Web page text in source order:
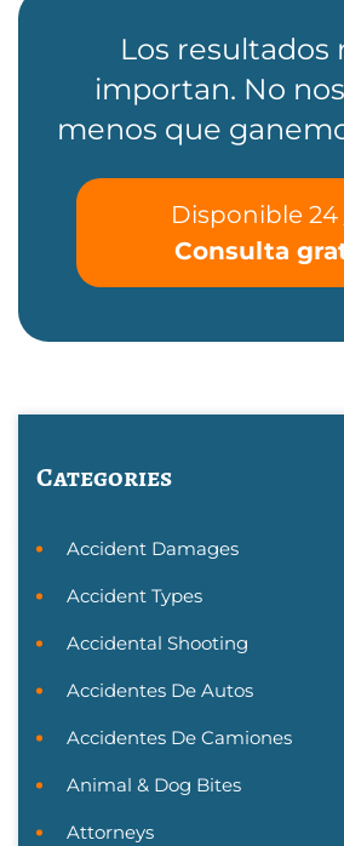
Los resultados
importan. No
menos que
Disponible 24
Consulta
Categories
Accident Damages
Accident Types
Accidental Shooting
Accidentes De Autos
Accidentes De Camiones
Animal & Dog Bites
Attorneys